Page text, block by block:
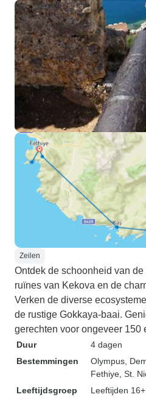
Zeilen
Ontdek de schoonheid van
ruïnes van Kekova en de
Verken de diverse
de rustige Gokkaya-baai.
gerechten voor ongeveer 150
Duur
4 dagen
Bestemmingen
Olympus ,
Fethiye , St.
Leeftijdsgroep
Leeftijden 16+